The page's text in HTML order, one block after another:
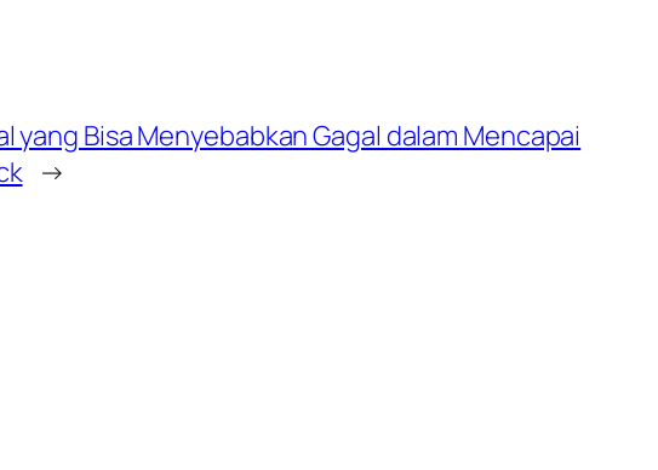
yang Bisa Menyebabkan Gagal dalam Mencapai
→